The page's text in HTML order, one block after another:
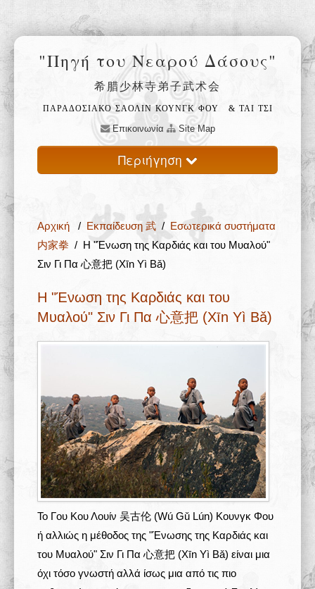
"Πηγή του Νεαρού Δάσους"
希腊少林寺弟子武术会
ΠΑΡΑΔΟΣΙΑΚΟ ΣΑΟΛΙΝ ΚΟΥΝΓΚ ΦΟΥ & ΤΑΙ ΤΣΙ
Επικοινωνία Site Map
Περιήγηση
Ο ναός Σαολίν 少林寺
Φιλοσοφία 禅
Εκπαίδευση 武
Σχολές 学校
Πολυμέσα
Δραστηριότητες
Αρχική / Εκπαίδευση 武 / Εσωτερικά συστήματα
内家拳 / H "Ένωση της Καρδιάς και του Μυαλού"
Σιν Γι Πα 心意把 (Xīn Yì Bǎ)
H "Ένωση της Καρδιάς και του
Μυαλού" Σιν Γι Πα 心意把 (Xīn Yì Bǎ)
Το Γου Κου Λουίν 吴古伦 (Wú Gǔ Lún) Κουνγκ Φου
ή αλλιώς η μέθοδος της "Ένωσης της Καρδιάς και
του Μυαλού" Σιν Γι Πα 心意把 (Xīn Yì Bǎ) είναι μια
όχι τόσο γνωστή αλλά ίσως μια από τις πιο